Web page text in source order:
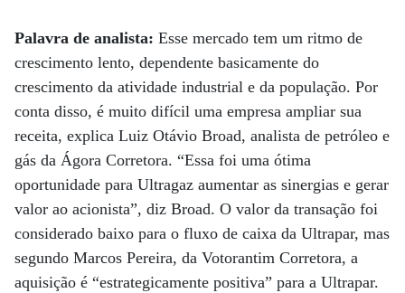
Palavra de analista: Esse mercado tem um ritmo de
crescimento lento, dependente basicamente do
crescimento da atividade industrial e da população. Por
conta disso, é muito difícil uma empresa ampliar sua
receita, explica Luiz Otávio Broad, analista de petróleo e
gás da Ágora Corretora. “Essa foi uma ótima
oportunidade para Ultragaz aumentar as sinergias e gerar
valor ao acionista”, diz Broad. O valor da transação foi
considerado baixo para o fluxo de caixa da Ultrapar, mas
segundo Marcos Pereira, da Votorantim Corretora, a
aquisição é “estrategicamente positiva” para a Ultrapar.